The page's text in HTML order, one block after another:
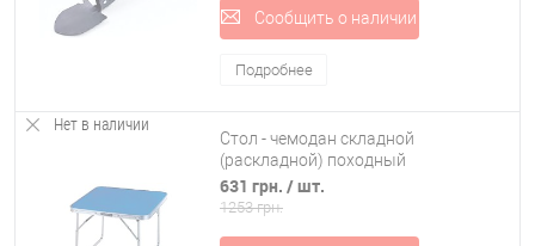
Сообщить о наличии
Подробнее
Нет в наличии
Стол - чемодан складной
(раскладной) походный
(туристический) Stenson (R28857)
631 грн. / шт.
1253 грн.